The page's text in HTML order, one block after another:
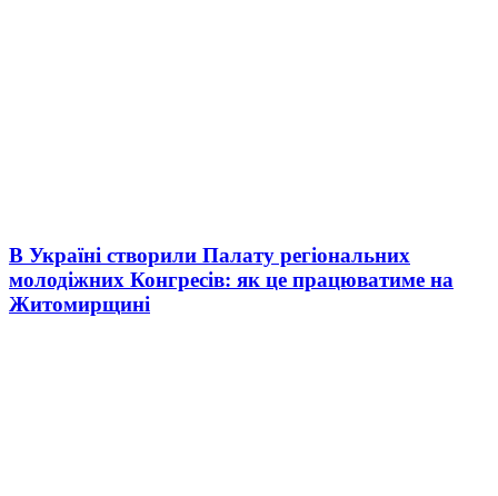
В Україні створили Палату регіональних
молодіжних Конгресів: як це працюватиме на
Житомирщині